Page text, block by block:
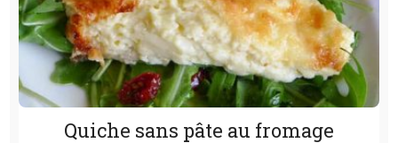
Quiche sans pâte au fromage